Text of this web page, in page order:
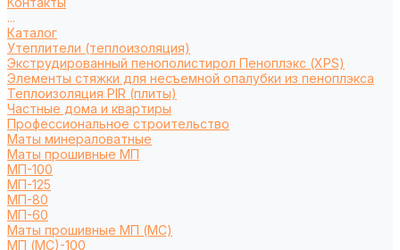
...
Каталог
Утеплители (теплоизоляция)
Экструдированный пенополистирол Пеноплэкс (XPS)
Элементы стяжки для несъемной опалубки из пеноплэкса
Теплоизоляция PIR (плиты)
Частные дома и квартиры
Профессиональное строительство
Маты минераловатные
Маты прошивные МП
МП-100
МП-125
МП-80
МП-60
Маты прошивные МП (МС)
МП (МС)-100